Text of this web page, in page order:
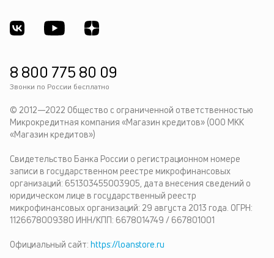
8 800 775 80 09
Звонки по России бесплатно
© 2012—2022 Общество с ограниченной ответственностью
Микрокредитная компания «Магазин кредитов» (ООО МКК
«Магазин кредитов»)
Свидетельство Банка России о регистрационном номере
записи в государственном реестре микрофинансовых
организаций: 651303455003905, дата внесения сведений о
юридическом лице в государственный реестр
микрофинансовых организаций: 29 августа 2013 года. ОГРН:
1126678009380 ИНН/КПП: 6678014749 / 667801001
Официальный сайт: https://loanstore.ru